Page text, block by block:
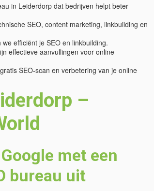
in Leiderdorp dat bedrijven helpt beter
SEO, content marketing, linkbuilding en
efficiënt je SEO en linkbuilding.
effectieve aanvullingen voor online
SEO-scan en verbetering van je online
–
met een
bureau uit